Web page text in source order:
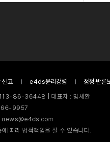
신고 e4ds윤리강령 정정·반론
113-86-36448 | 대표자 : 명세환
866-9957
: news@e4ds.com
따라 법적책임을 질 수 있습니다.